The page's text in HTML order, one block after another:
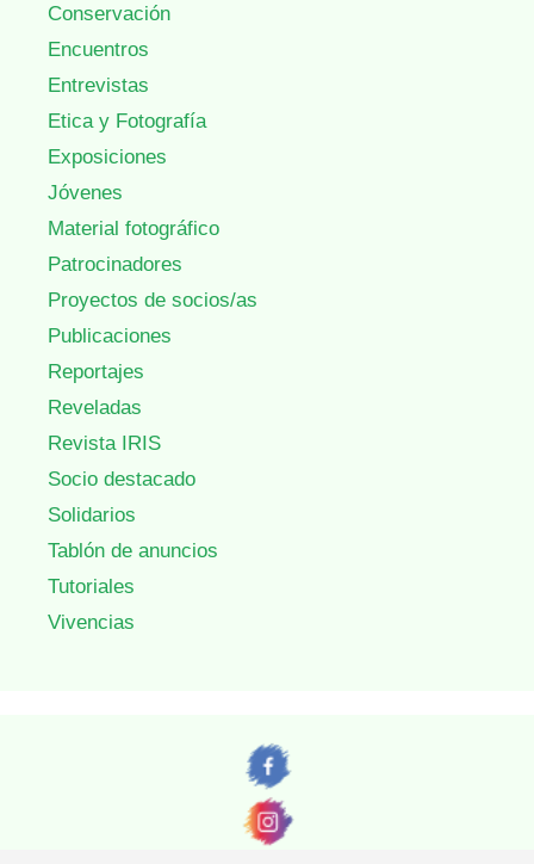
Conservación
Encuentros
Entrevistas
Etica y Fotografía
Exposiciones
Jóvenes
Material fotográfico
Patrocinadores
Proyectos de socios/as
Publicaciones
Reportajes
Reveladas
Revista IRIS
Socio destacado
Solidarios
Tablón de anuncios
Tutoriales
Vivencias